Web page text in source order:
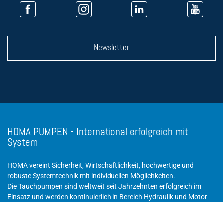
Newsletter
HOMA PUMPEN - International erfolgreich mit
System
HOMA vereint Sicherheit, Wirtschaftlichkeit, hochwertige und
robuste Systemtechnik mit individuellen Möglichkeiten.
Die Tauchpumpen sind weltweit seit Jahrzehnten erfolgreich im
Einsatz und werden kontinuierlich in Bereich Hydraulik und Motor